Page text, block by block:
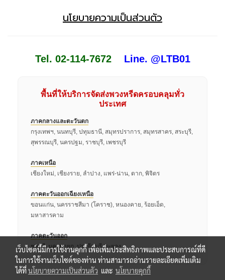
นโยบายความเป็นส่วนตัว
Tel. 02-114-7672 Line. @LTB01
พื้นที่ให้บริการจัดส่งพวงหรีดครอบคลุมทั่ว
ประเทศ
ภาคกลางและตะวันตก
กรุงเทพฯ, นนทบุรี, ปทุมธานี, สมุทรปราการ, สมุทรสาคร, สระบุรี,
สุพรรณบุรี, นครปฐม, ราชบุรี, เพชรบุรี
ภาคเหนือ
เชียงใหม่, เชียงราย, ลำปาง, แพร่-น่าน, ตาก, พิจิตร
ภาคตะวันออกเฉียงเหนือ
ขอนแก่น, นครราชสีมา (โคราช), หนองคาย, ร้อยเอ็ด,
มหาสารคาม
ภาคตะวันออก
ชลบุรี, นครนายก, ปราจีนบุรี, ระยอง
เว็บไซต์นี้มีการใช้งานคุกกี้ เพื่อเพิ่มประสิทธิภาพและประสบการณ์ที่ดี
ในการใช้งานเว็บไซต์ของท่าน ท่านสามารถอ่านรายละเอียดเพิ่มเติม
ได้ที่นโยบายความเป็นส่วนตัว และ นโยบายคุกกี้